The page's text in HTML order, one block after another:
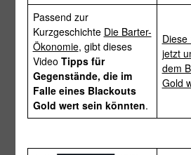
Passend zur
Kurzgeschichte Die Barter-
Ökonomie, gibt dieses
Video Tipps für
Gegenstände, die im
Falle eines Blackouts
Gold wert sein könnten.
Diese
jetzt
dem
Gold